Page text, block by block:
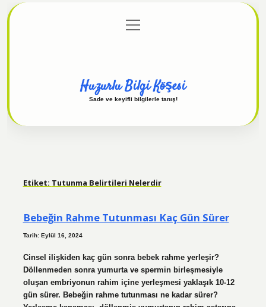
Gizlilik Politikası
menüyü
aç
Huzurlu Bilgi Köşesi
Sade ve keyifli bilgilerle tanış!
Etiket: Tutunma Belirtileri Nelerdir
Bebeğin Rahme Tutunması Kaç Gün Sürer
Tarih: Eylül 16, 2024
Cinsel ilişkiden kaç gün sonra bebek rahme yerleşir?
Döllenmeden sonra yumurta ve spermin birleşmesiyle
oluşan embriyonun rahim içine yerleşmesi yaklaşık 10-12
gün sürer. Bebeğin rahme tutunması ne kadar sürer?